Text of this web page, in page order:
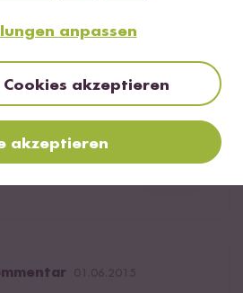
im vollen Maße!
hilfreich
anpassen
Cookies akzeptieren
akzeptieren